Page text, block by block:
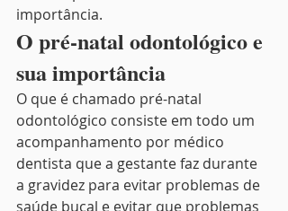
importância.
O pré-natal odontológico e
sua importância
O que é chamado pré-natal
odontológico consiste em todo um
acompanhamento por médico
dentista que a gestante faz durante
a gravidez para evitar problemas de
saúde bucal e evitar que problemas